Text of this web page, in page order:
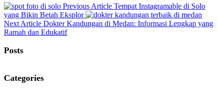
Previous Article Previous
Post:
Tempat Instagramable di Solo
yang Bikin Betah Eksplor
Next Article Next
Post:
Dokter Kandungan di Medan: Informasi Lengkap yang
Ramah dan Edukatif
Posts
Categories